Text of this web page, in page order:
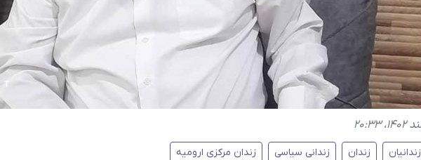
زندانیان زندان زندانی سیاسی زندان مرکزی ارومیه